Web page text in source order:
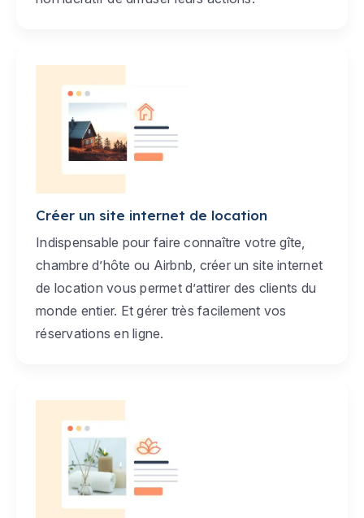
Créer un site internet de location
Indispensable pour faire connaître votre gîte,
chambre d’hôte ou Airbnb, créer un site internet
de location vous permet d’attirer des clients du
monde entier. Et gérer très facilement vos
réservations en ligne.